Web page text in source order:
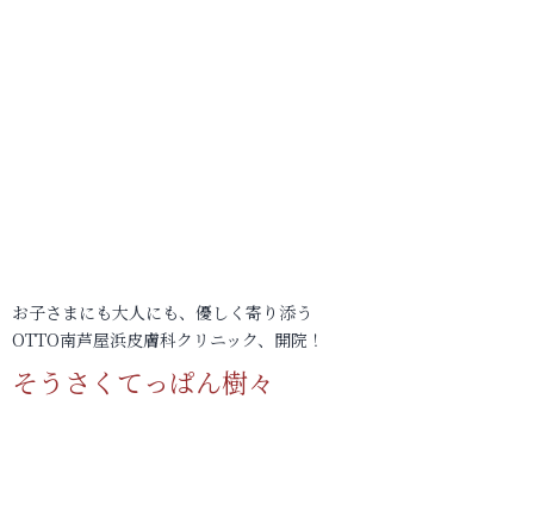
お子さまにも大人にも、優しく寄り添う
OTTO南芦屋浜皮膚科クリニック、開院！
そうさくてっぱん樹々